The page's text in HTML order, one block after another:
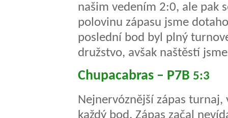
našim vedením 2:0, ale pak
polovinu zápasu jsme
poslední bod byl plný
družstvo, avšak naštěstí
Chupacabras – P7B 5:3
Nejnervóznější zápas
každý bod. Zápas začal